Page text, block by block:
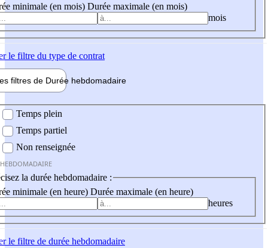
minimale (en mois) Durée maximale (en mois)
mois
le filtre du type de contrat
filtres de Durée hebdomadaire
Temps plein
Temps partiel
Non renseignée
la durée hebdomadaire :
minimale (en heure) Durée maximale (en heure)
heures
le filtre de durée hebdomadaire